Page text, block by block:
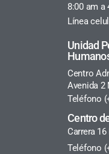
8:00 am a
Línea
Unidad
Centro
Avenida 2
Teléfono
Centro
Carrera
Teléfono